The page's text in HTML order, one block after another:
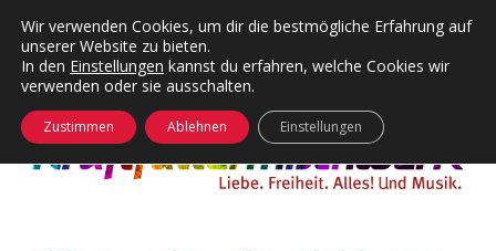
Kategorien
Menü
24 Hours Chilling
Die Wende
KFMW-Disco
Dates
öffnen
Wir verwenden Cookies, um dir die bestmögliche Erfahrung auf
unserer Website zu bieten.
In den Einstellungen kannst du erfahren, welche Cookies wir
verwenden oder sie ausschalten.
Zustimmen Ablehnen Einstellungen